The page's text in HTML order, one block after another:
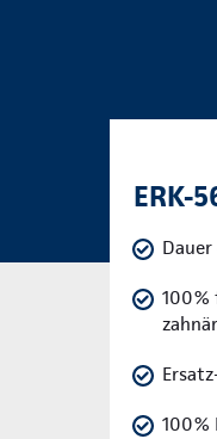
ERK-
100%
100%